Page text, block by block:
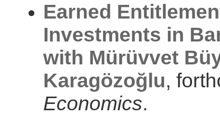
Earned
Investments in
with Mürüvvet
Karagözoğlu,
Economics.